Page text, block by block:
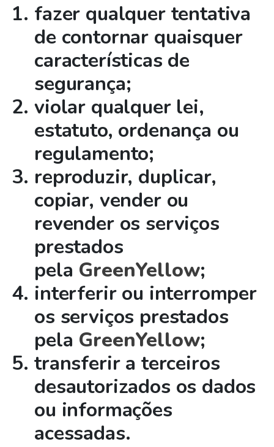
fazer qualquer tentativa
de contornar quaisquer
características de
segurança;
violar qualquer lei,
estatuto, ordenança ou
regulamento;
reproduzir, duplicar,
copiar, vender ou
revender os serviços
prestados
pela GreenYellow;
interferir ou interromper
os serviços prestados
pela GreenYellow;
transferir a terceiros
desautorizados os dados
ou informações
acessadas.